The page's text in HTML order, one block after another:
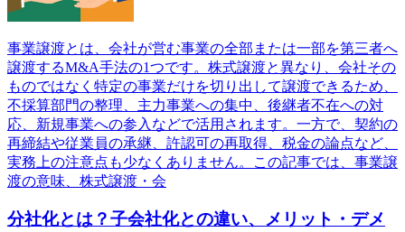
事業譲渡とは、会社が営む事業の全部または一部を第三者へ
譲渡するM&A手法の1つです。株式譲渡と異なり、会社その
ものではなく特定の事業だけを切り出して譲渡できるため、
不採算部門の整理、主力事業への集中、後継者不在への対
応、新規事業への参入などで活用されます。一方で、契約の
再締結や従業員の承継、許認可の再取得、税金の論点など、
実務上の注意点も少なくありません。この記事では、事業譲
渡の意味、株式譲渡・会
分社化とは？子会社化との違い、メリット・デメ